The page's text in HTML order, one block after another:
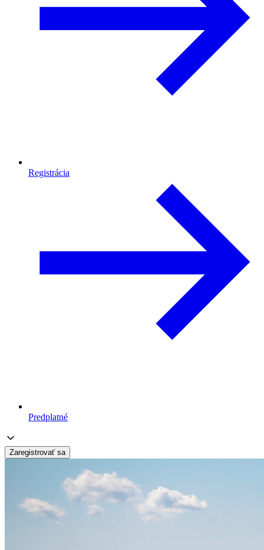
Registrácia
Predplatné
Zaregistrovať sa